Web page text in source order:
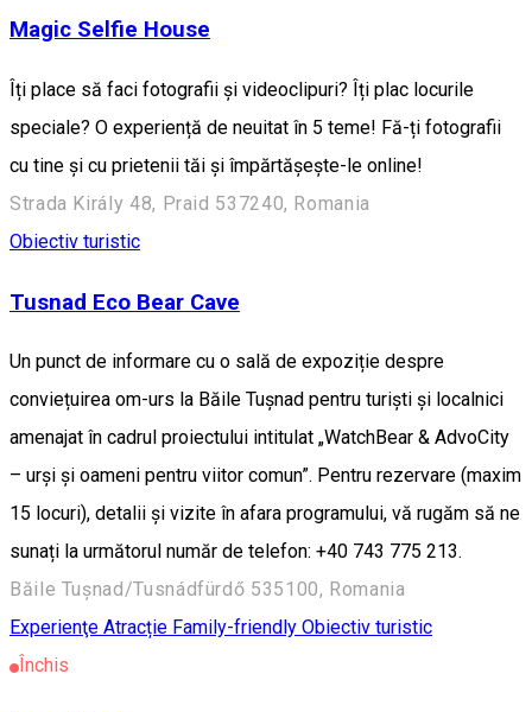
Magic Selfie House
Îți place să faci fotografii și videoclipuri? Îți plac locurile
speciale? O experiență de neuitat în 5 teme! Fă-ți fotografii
cu tine și cu prietenii tăi și împărtășește-le online!
Strada Király 48, Praid 537240, Romania
Obiectiv turistic
Tusnad Eco Bear Cave
Un punct de informare cu o sală de expoziție despre
conviețuirea om-urs la Băile Tușnad pentru turiști și localnici
amenajat în cadrul proiectului intitulat „WatchBear & AdvoCity
– urși și oameni pentru viitor comun”. Pentru rezervare (maxim
15 locuri), detalii și vizite în afara programului, vă rugăm să ne
sunați la următorul număr de telefon: +40 743 775 213.
Băile Tușnad/Tusnádfürdő 535100, Romania
Experienţe Atracție Family-friendly Obiectiv turistic
Închis